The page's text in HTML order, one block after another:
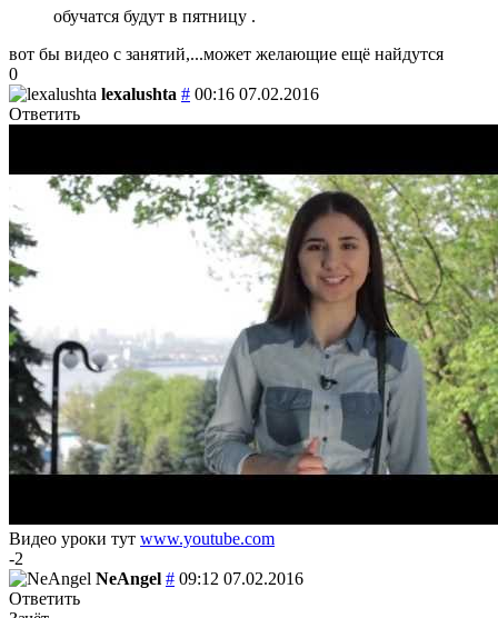
обучатся будут в пятницу .
вот бы видео с занятий,...может желающие ещё найдутся
0
lexalushta # 00:16 07.02.2016
Ответить
Видео уроки тут www.youtube.com
-2
NeAngel # 09:12 07.02.2016
Ответить